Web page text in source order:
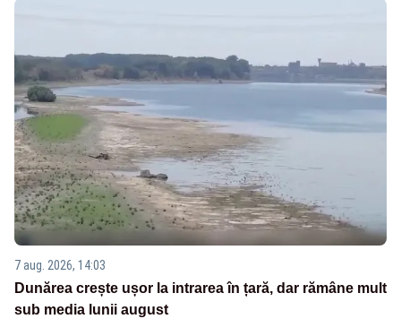
7 aug. 2026, 14:03
Dunărea crește ușor la intrarea în țară, dar rămâne mult
sub media lunii august